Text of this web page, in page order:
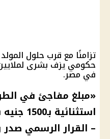
تزامنًا مع قرب حلول
حكومي يزف بشرى لملايين
في مصر.
«مبلغ مفاجئ في
– القرار الرسمي صدر